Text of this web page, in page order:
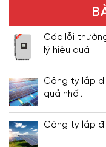
Các lỗi
lý hiệu quả
Công ty lắp
quả nhất
Công ty lắp